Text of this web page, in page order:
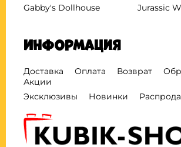
Gabby's Dollhouse
Jurassic
Информация
Доставка Оплата Возврат
Акции
Эксклюзивы
Новинки